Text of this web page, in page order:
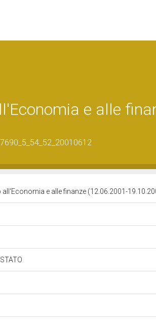
e alle
e alle finanze (12.06.2001-